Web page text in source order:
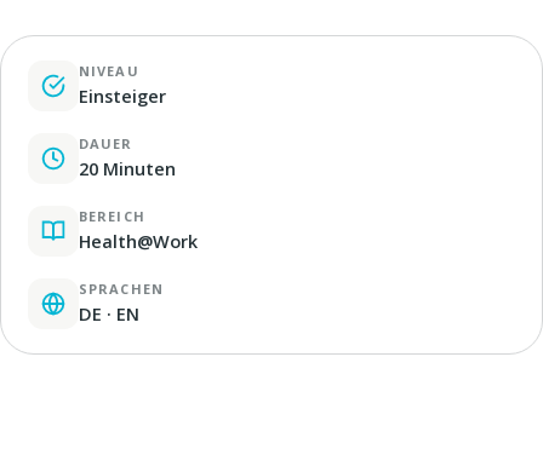
NIVEAU
Einsteiger
DAUER
20 Minuten
BEREICH
Health@Work
SPRACHEN
DE · EN